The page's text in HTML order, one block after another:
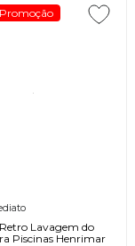
Promoção
Lavagem do
Piscinas Henrimar